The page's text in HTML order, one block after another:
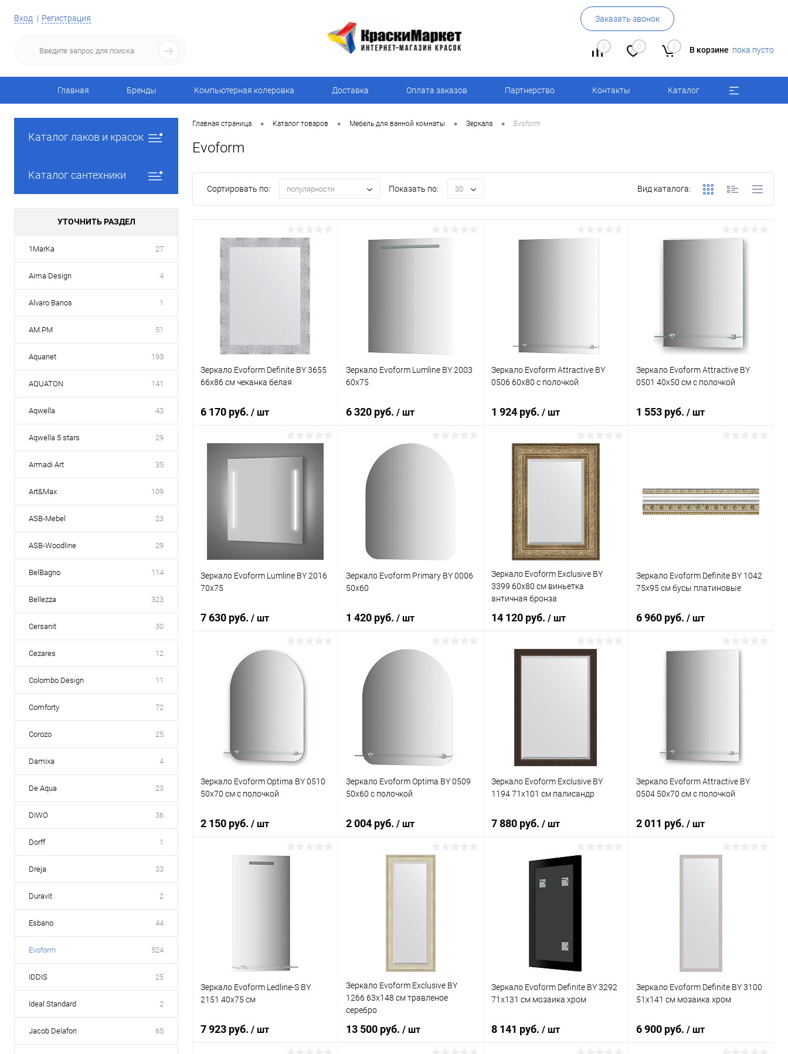
Вход Регистрация Заказать звонок
0 0 0 В корзине пока пусто
Главная Бренды Компьютерная колеровка Доставка Оплата заказов Партнерство Контакты Каталог
Каталог лаков и красок
Каталог сантехники
УТОЧНИТЬ РАЗДЕЛ
1MarKa 27
Aima Design 4
Alvaro Banos 1
AM.PM 51
Aquanet 193
AQUATON 141
Aqwella 43
Aqwella 5 stars 29
Armadi Art 35
Art&Max 109
ASB-Mebel 23
ASB-Woodline 29
BelBagno 114
Bellezza 323
Cersanit 30
Cezares 12
Colombo Design 11
Comforty 72
Corozo 25
Damixa 4
De Aqua 23
DIWO 36
Dorff 1
Dreja 33
Duravit 2
Esbano 44
Evoform 524
IDDIS 25
Ideal Standard 2
Jacob Delafon 65
Главная страница • Каталог товаров • Мебель для ванной комнаты • Зеркала • Evoform
Evoform
Сортировать по: популярности Показать по: 30 Вид каталога:
Зеркало Evoform Definite BY 3655
66x86 см чеканка белая
6 170 руб. / шт
В корзину
Зеркало Evoform Lumline BY 2003
60x75
6 320 руб. / шт
Купить в 1 клик
Зеркало Evoform Attractive BY
0506 60x80 с полочкой
1 924 руб. / шт
В корзину
Купить в 1 клик К сравнению
В избранное Под заказ
Зеркало Evoform Attractive BY
0501 40x50 см с полочкой
1 553 руб./ шт
Купить в 1 клик К сравнению
В избранное Под заказ
Зеркало Evoform Lumline BY 2016
70x75
7 630 руб. / шт
В корзину
Зеркало Evoform Primary BY 0006
50x60
1 420 руб. / шт
Зеркало Evoform Exclusive BY
3399 60x80 см виньетка
античная бронза
14 120 руб. / шт
Зеркало Evoform Definite BY 1042
75x95 см бусы платиновые
6 960 руб./ шт
Зеркало Evoform Optima BY 0510
50x70 см с полочкой
2 150 руб. / шт
Зеркало Evoform Optima BY 0509
50x60 с полочкой
2 004 руб. / шт
Зеркало Evoform Exclusive BY
1194 71x101 см палисандр
7 880 руб. / шт
Зеркало Evoform Attractive BY
0504 50x70 см с полочкой
2 011 руб./ шт
В корзину
Купить в 1 клик К сравнению
В избранное Под заказ
Зеркало Evoform Ledline-S BY
2151 40x75 см
7 923 руб. / шт
Зеркало Evoform Exclusive BY
1266 63x148 см травленое
серебро
13 500 руб. / шт
Зеркало Evoform Definite BY 3292
71x131 см мозаика хром
8 141 руб. / шт
Зеркало Evoform Definite BY 3100
51x141 см мозаика хром
6 900 руб./ шт